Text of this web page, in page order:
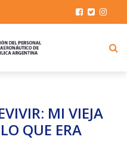
MI VIEJA
QUE ERA